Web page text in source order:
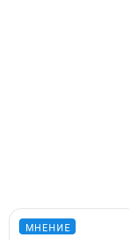
МНЕНИЕ